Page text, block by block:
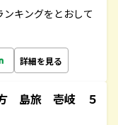
ンキングをとおして
詳細を見る
方 島旅 壱岐 ５